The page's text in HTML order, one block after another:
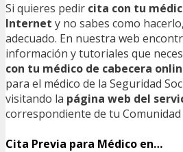
Si quieres pedir cita con tu
Internet y no sabes como
adecuado. En nuestra web
información y tutoriales que
con tu médico de cabecera
para el médico de la Seguridad
visitando la página web del
correspondiente de tu
Cita Previa para Médico en…